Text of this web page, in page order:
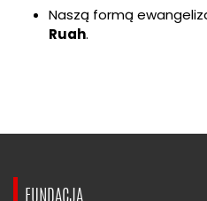
Naszą formą
Ruah.